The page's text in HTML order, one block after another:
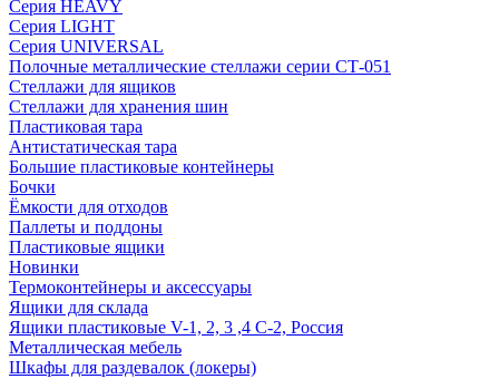
Серия HEAVY
Серия LIGHT
Серия UNIVERSAL
Полочные металлические стеллажи серии СТ-051
Стеллажи для ящиков
Стеллажи для хранения шин
Пластиковая тара
Антистатическая тара
Большие пластиковые контейнеры
Бочки
Ёмкости для отходов
Паллеты и поддоны
Пластиковые ящики
Новинки
Термоконтейнеры и аксессуары
Ящики для склада
Ящики пластиковые V-1, 2, 3 ,4 С-2, Россия
Металлическая мебель
Шкафы для раздевалок (локеры)